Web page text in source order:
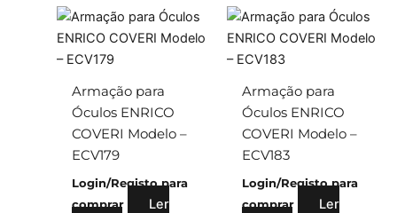
Armação para
Óculos ENRICO
COVERI Modelo –
ECV179
Login/Registo para
comprar
Ler
Armação para
Óculos ENRICO
COVERI Modelo –
ECV183
Login/Registo para
comprar
Ler